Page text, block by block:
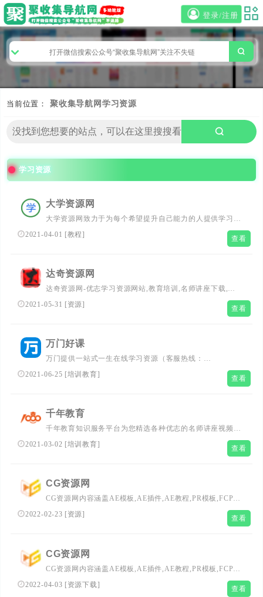
登录/注册
当前位置： 聚收集导航网 学习资源
学习资源
大学资源网
大学资源网致力于为每个希望提升自己能力的人提供学习平
台，通过这个平台每个人都有平等提高自己能力的机会，主
要学习资源有：大学课程、中学课程、小学课程、管理课程
2021-04-01 [教程] 查看
达奇资源网
达奇资源网-优志学习资源网站,教育培训,名师讲座下载,资
源下载,管理讲座,讲座网,教程下载网,名师网，达奇课堂,生
活老师,网络创业,工作办公,效率办公最有价值的资源整合
2021-05-31 [资源] 查看
万门好课
万门提供一站式一生在线学习资源（客服热线：
4008980889 周一至周六 09:00-19:00），课程内容覆盖职
场、语言、大学、中学以及小学，更适合升学备考、留学考
2021-06-25 [培训教育] 查看
千年教育
千年教育知识服务平台为您精选各种优志的名师讲座视频,
在线培训视频,炒股视频教程,企业个人学习资料,视频培训资
料,企业培训课程,讲座下载,考试考研资料,提供各类学习资
2021-03-02 [培训教育] 查看
CG资源网
CG资源网内容涵盖AE模板,AE插件,AE教程,PR模板,FCPX
插件,C4D插件,C4D教程,3D模型；分享
Premiere,Photoshop,Realflow,Houdini,DaVinci Resolve,3Ds
源网不断汇聚更多优秀CG作品，供交流学习分享欣赏。
2022-02-23 [资源] 查看
CG资源网
CG资源网内容涵盖AE模板,AE插件,AE教程,PR模板,FCPX
插件,C4D插件,C4D教程,3D模型；分享
Premiere,Photoshop,Realflow,Houdini,DaVinci Resolve,3Ds
2022-04-03 [资源下载] 查看